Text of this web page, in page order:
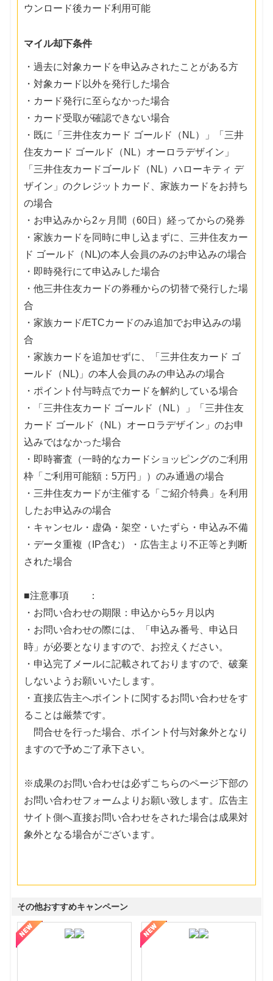
ウンロード後カード利用可能
マイル却下条件
・過去に対象カードを申込みされたことがある方
・対象カード以外を発行した場合
・カード発行に至らなかった場合
・カード受取が確認できない場合
・既に「三井住友カード ゴールド（NL）」「三井
住友カード ゴールド（NL）オーロラデザイン」
「三井住友カードゴールド（NL）ハローキティ デ
ザイン」のクレジットカード、家族カードをお持ち
の場合
・お申込みから2ヶ月間（60日）経ってからの発券
・家族カードを同時に申し込まずに、三井住友カー
ド ゴールド（NL)の本人会員のみのお申込みの場合
・即時発行にて申込みした場合
・他三井住友カードの券種からの切替で発行した場
合
・家族カード/ETCカードのみ追加でお申込みの場
合
・家族カードを追加せずに、「三井住友カード ゴ
ールド（NL)」の本人会員のみの申込みの場合
・ポイント付与時点でカードを解約している場合
・「三井住友カード ゴールド（NL）」「三井住友
カード ゴールド（NL）オーロラデザイン」のお申
込みではなかった場合
・即時審査（一時的なカードショッピングのご利用
枠「ご利用可能額：5万円」）のみ通過の場合
・三井住友カードが主催する「ご紹介特典」を利用
したお申込みの場合
・キャンセル・虚偽・架空・いたずら・申込み不備
・データ重複（IP含む）・広告主より不正等と判断
された場合
■注意事項 ：
・お問い合わせの期限：申込から5ヶ月以内
・お問い合わせの際には、「申込み番号、申込日
時」が必要となりますので、お控えください。
・申込完了メールに記載されておりますので、破棄
しないようお願いいたします。
・直接広告主へポイントに関するお問い合わせをす
ることは厳禁です。
問合せを行った場合、ポイント付与対象外となり
ますので予めご了承下さい。
※成果のお問い合わせは必ずこちらのページ下部の
お問い合わせフォームよりお願い致します。広告主
サイト側へ直接お問い合わせをされた場合は成果対
象外となる場合がございます。
その他おすすめキャンペーン